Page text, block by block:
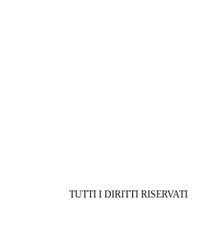
TUTTI I DIRITTI RISERVATI